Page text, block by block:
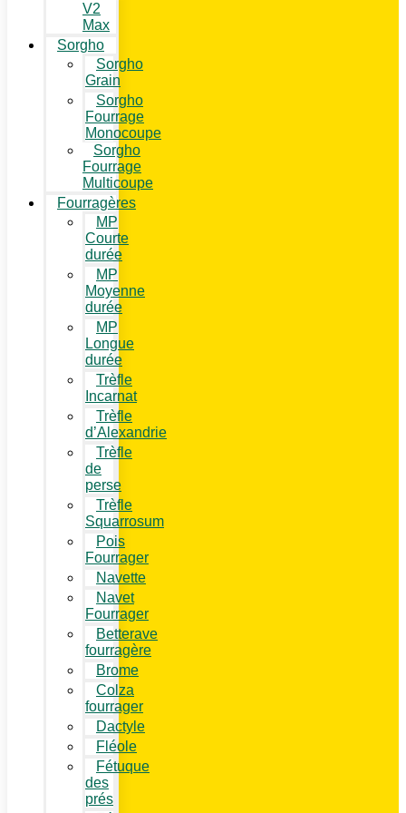
V2
Max
Sorgho
Sorgho
Grain
Sorgho
Fourrage
Monocoupe
Sorgho
Fourrage
Multicoupe
Fourragères
MP
Courte
durée
MP
Moyenne
durée
MP
Longue
durée
Trèfle
Incarnat
Trèfle
d’Alexandrie
Trèfle
de
perse
Trèfle
Squarrosum
Pois
Fourrager
Navette
Navet
Fourrager
Betterave
fourragère
Brome
Colza
fourrager
Dactyle
Fléole
Fétuque
des
prés